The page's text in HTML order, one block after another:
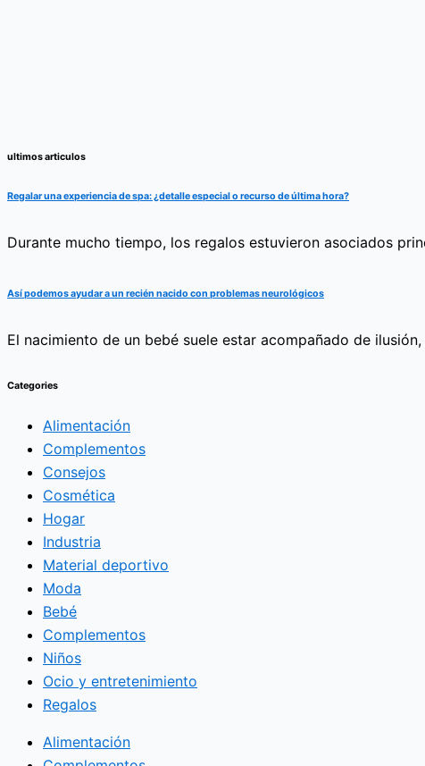
ultimos articulos
Regalar una experiencia de spa: ¿detalle especial o recurso de última hora?
Durante mucho tiempo, los regalos estuvieron asociados
Así podemos ayudar a un recién nacido con problemas neurológicos
El nacimiento de un bebé suele estar acompañado de
Categories
Alimentación
Complementos
Consejos
Cosmética
Hogar
Industria
Material deportivo
Moda
Bebé
Complementos
Niños
Ocio y entretenimiento
Regalos
Alimentación